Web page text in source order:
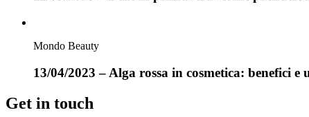
Mondo Beauty
13/04/2023 – Alga rossa in cosmetica: benefici e
Get in touch